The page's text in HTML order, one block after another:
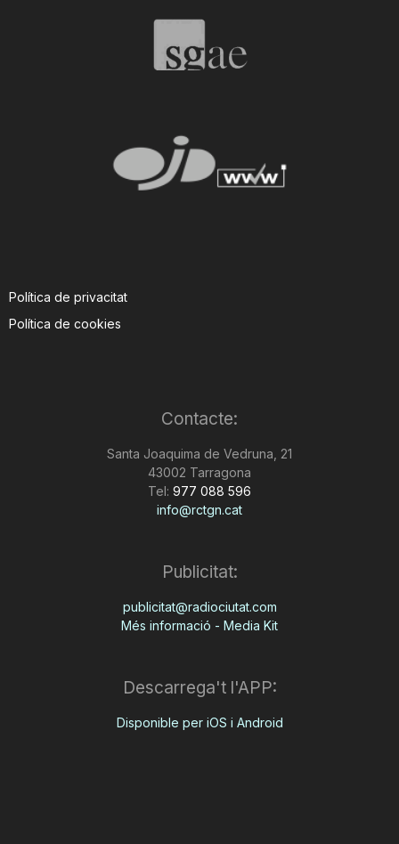
g
Política de privacitat
Política de cookies
Contacte:
Santa Joaquima de Vedruna, 21
43002 Tarragona
Tel: 977 088 596
info@rctgn.cat
Publicitat:
publicitat@radiociutat.com
Més informació - Media Kit
Descarrega't l'APP:
Disponible per iOS i Android